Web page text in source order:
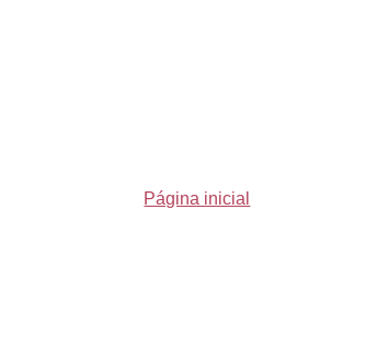
Página inicial